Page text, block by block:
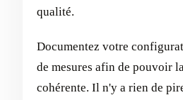
qualité.
Documentez votre
de mesures afin de pouvoir
cohérente. Il n'y a rien de